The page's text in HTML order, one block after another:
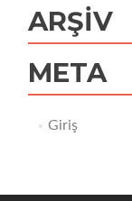
ARŞIV
META
Giriş